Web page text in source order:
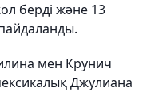
берді және 13
мен Крунич
Джулиана